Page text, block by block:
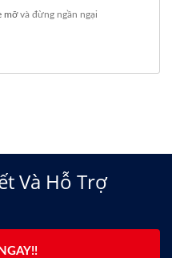
mỡvà đừng ngần ngại
Và Hỗ Trợ